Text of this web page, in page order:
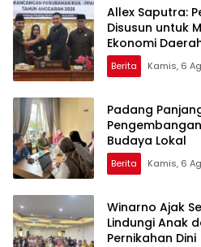
Allex Saputra:
Disusun untuk
Ekonomi
Berita Kamis, 6
Padang
Budaya Lokal
Berita Kamis, 6
Winarno Ajak
Lindungi Anak
Pernikahan Dini